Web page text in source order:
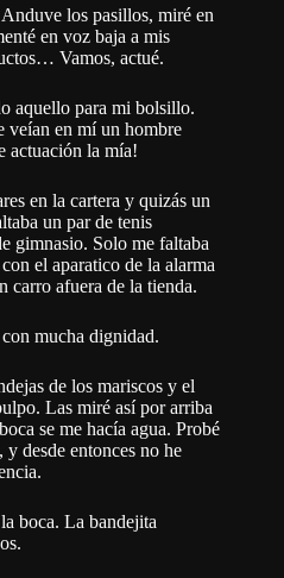
los pasillos, miré en
en voz baja a mis
Vamos, actué.
aquello para mi bolsillo.
veían en mí un hombre
actuación la mía!
en la cartera y quizás un
un par de tenis
gimnasio. Solo me faltaba
el aparatico de la alarma
carro afuera de la tienda.
mucha dignidad.
de los mariscos y el
Las miré así por arriba
se me hacía agua. Probé
desde entonces no he
boca. La bandejita